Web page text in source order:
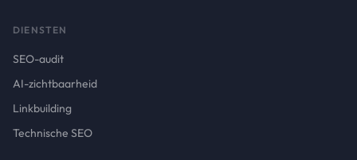
DIENSTEN
SEO-audit
AI-zichtbaarheid
Linkbuilding
Technische SEO